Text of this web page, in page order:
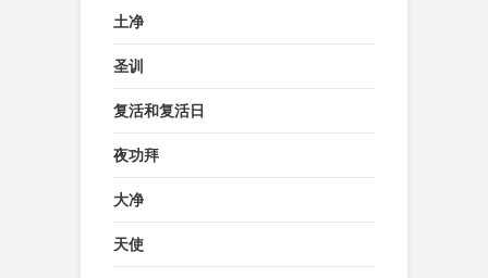
土净
圣训
复活和复活日
夜功拜
大净
天使